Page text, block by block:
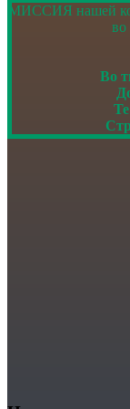
МИССИЯ нашей
во
Во